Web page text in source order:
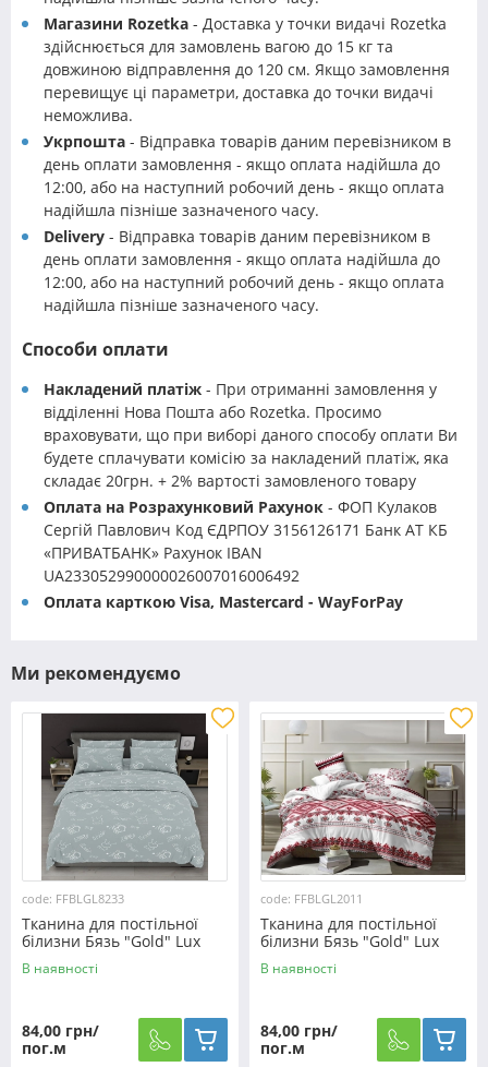
Магазини Rozetka - Доставка у точки видачі Rozetka
здійснюється для замовлень вагою до 15 кг та
довжиною відправлення до 120 см. Якщо замовлення
перевищує ці параметри, доставка до точки видачі
неможлива.
Укрпошта - Відправка товарів даним перевізником в
день оплати замовлення - якщо оплата надійшла до
12:00, або на наступний робочий день - якщо оплата
надійшла пізніше зазначеного часу.
Delivery - Відправка товарів даним перевізником в
день оплати замовлення - якщо оплата надійшла до
12:00, або на наступний робочий день - якщо оплата
надійшла пізніше зазначеного часу.
Способи оплати
Накладений платіж - При отриманні замовлення у
відділенні Нова Пошта або Rozetka. Просимо
враховувати, що при виборі даного способу оплати Ви
будете сплачувати комісію за накладений платіж, яка
складає 20грн. + 2% вартості замовленого товару
Оплата на Розрахунковий Рахунок - ФОП Кулаков
Сергій Павлович Код ЄДРПОУ 3156126171 Банк АТ КБ
«ПРИВАТБАНК» Рахунок IBAN
UA233052990000026007016006492
Оплата карткою Visa, Mastercard - WayForPay
Ми рекомендуємо
code: FFBLGL8233
Тканина для постільної
білизни Бязь "Gold" Lux
GL8233
В наявності
84,00 грн/
пог.м
code: FFBLGL2011
Тканина для постільної
білизни Бязь "Gold" Lux
"Український орнамент"
GL2011
В наявності
84,00 грн/
пог.м